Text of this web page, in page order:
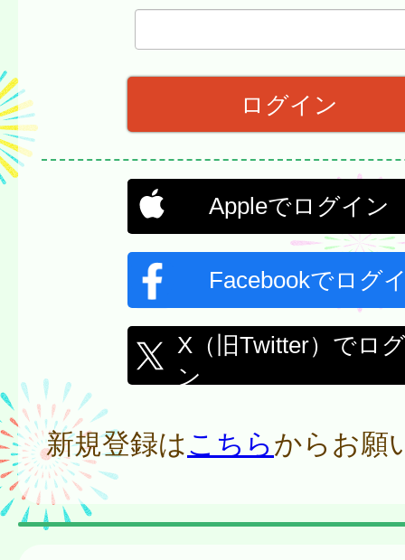
Appleでログイン
Facebookでログ
X（旧Twitter）でロ
ン
新規登録はこちらからお願